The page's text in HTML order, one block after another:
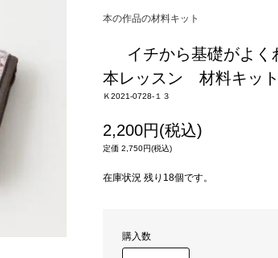
本の作品の材料キット
イチから基礎がよ
本レッスン 材料キッ
Ｋ2021-0728-１３
2,200円(税込)
定価 2,750円(税込)
在庫状況 残り18個です。
購入数